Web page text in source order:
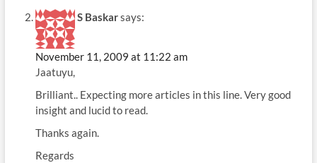
S Baskarsays:
November 11, 2009 at 11:22 am
Jaatuyu,
Brilliant.. Expecting more articles in this line. Very good
insight and lucid to read.
Thanks again.
Regards